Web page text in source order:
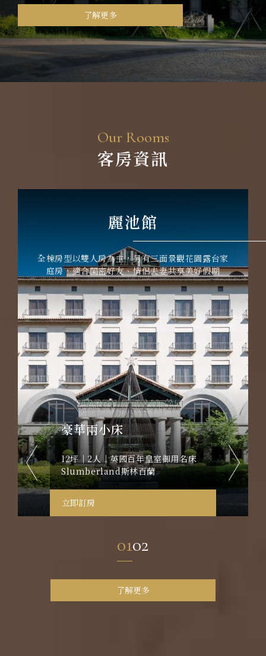
了解更多
Our Rooms
客房資訊
麗池館
全棟房型以雙人房為主，另有三面景觀花園露台家
庭房，適合閨密好友、情侶夫妻共享美好假期
用名床
豪華兩小床
12坪｜2人｜英國百年皇室御用名床
Slumberland斯林百蘭
立即訂房
尊榮
16坪｜2
皇室御
蘭 一大
立即訂房
0102
了解更多